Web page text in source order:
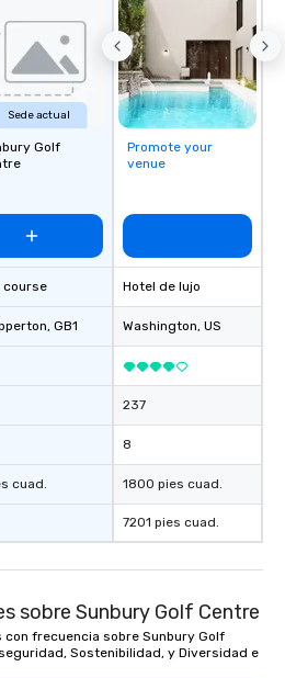
way for
—
events, at
and boost
Sede actual
Golf
course
, GB1
cuad.
Promote your
venue
Hotel de lujo
Washington, US
237
8
1800 pies cuad.
7201 pies cuad.
sobre Sunbury Golf Centre
frecuencia sobre Sunbury Golf
Sostenibilidad, y Diversidad e